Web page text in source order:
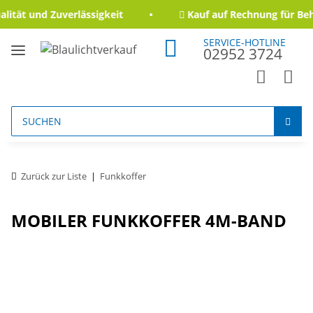
und Zuverlässigkeit Kauf auf Rechnung für
SERVICE-HOTLINE
02952 3724
Zurück zur Liste Funkkoffer
MOBILER FUNKKOFFER 4M-BAND